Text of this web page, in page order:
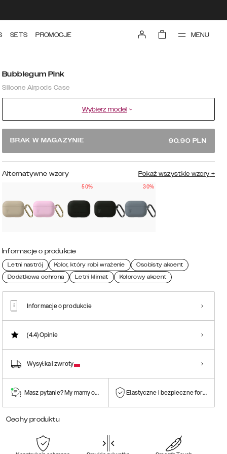
SETS PROMOCJE MENU
Bubblegum Pink
Silicone Airpods Case
Wybierz model
BRAK W MAGAZYNIE 90.90 PLN
Alternatywne wzory Pokaż wszystkie wzory +
50%
30%
Informacje o produkcie
Letni nastrój Kolor, który robi wrażenie
Osobisty akcent
Dodatkowa ochrona
Letni klimat Kolorowy akcent
Informacje o produkcie
(4.4)Opinie
Wysyłka i zwroty
Masz pytanie? My mamy odpowiedź! Elastyczne i bezpieczne formy
Cechy produktu